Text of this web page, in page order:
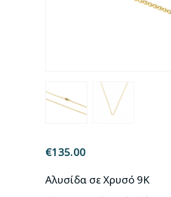
€135.00
Αλυσίδα σε Χρυσό 9Κ